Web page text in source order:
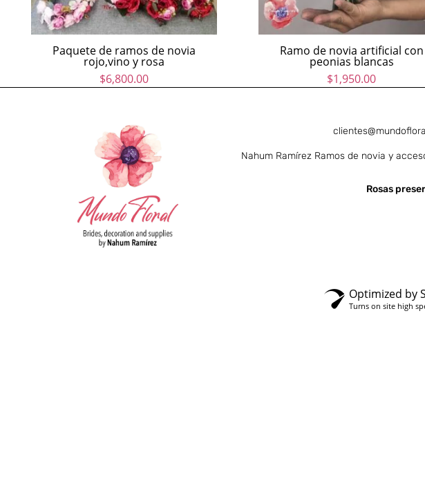
Paquete de ramos de novia
rojo,vino y rosa
$6,800.00
Ramo de novia artificial con
peonias blancas
$1,950.00
Nahum Ramírez Ramos de novia y
Rosas
Optimized by
Turns on site high